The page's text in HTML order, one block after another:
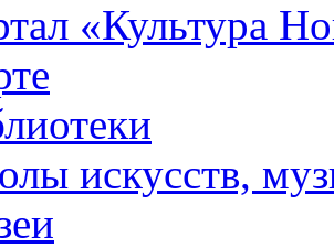
«Культура
искусств,